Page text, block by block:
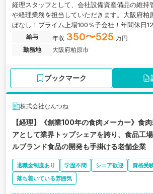
経理スタッフとして、会社設備資産備品の維持
や経理業務を担当していただきます。大阪府柏
ぼなし！プライム上場100％子会社！年間休日
械の部品を生成を行う電子機器部品製造会社の
給与 年収 350〜525 万円
勤務地
大阪府柏原市
ブックマーク
株式会社なんつね
【経理】《創業100年の食肉メーカー》食
アとして業界トップシェアを誇り、食品工
ルブランド食品の開発も手掛ける老舗企業
退職金制度あり 学歴不問 シニア歓迎
資格受
落ち着いている雰囲気